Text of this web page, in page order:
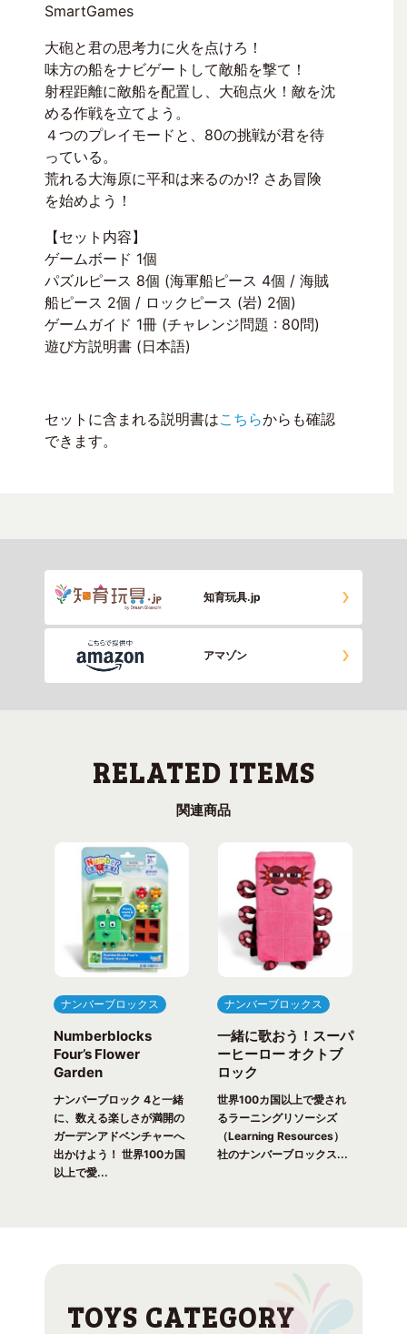
SmartGames
大砲と君の思考力に火を点けろ！
味方の船をナビゲートして敵船を撃て！
射程距離に敵船を配置し、大砲点火！敵を沈
める作戦を立てよう。
４つのプレイモードと、80の挑戦が君を待
っている。
荒れる大海原に平和は来るのか!? さあ冒険
を始めよう！
【セット内容】
ゲームボード 1個
パズルピース 8個 (海軍船ピース 4個 / 海賊
船ピース 2個 / ロックピース (岩) 2個)
ゲームガイド 1冊 (チャレンジ問題 : 80問)
遊び方説明書 (日本語)
セットに含まれる説明書はこちらからも確認
できます。
知育玩具.jp
アマゾン
関連商品
ナンバーブロックス
Numberblocks
Four’s Flower
Garden
ナンバーブロック 4と一緒
に、数える楽しさが満開の
ガーデンアドベンチャーへ
出かけよう！ 世界100カ国
以上で愛...
ナンバーブロックス
一緒に歌おう！スーパ
ーヒーロー オクトブ
ロック
世界100カ国以上で愛され
るラーニングリソーシズ
（Learning Resources）
社のナンバーブロックス...